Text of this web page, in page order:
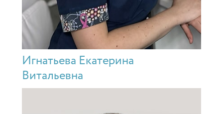
Игнатьева Екатерина
Витальевна